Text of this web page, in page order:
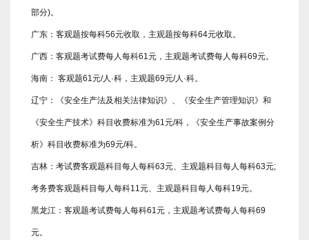
部分)。
广东：客观题按每科56元收取，主观题按每科64元收取。
广西：客观题考试费每人每科61元，主观题考试费每人每科69元。
海南： 客观题61元/人·科，主观题69元/人·科。
辽宁：《安全生产法及相关法律知识》、《安全生产管理知识》和
《安全生产技术》科目收费标准为61元/科，《安全生产事故案例分
析》科目收费标准为69元/科。
吉林：考试费客观题科目每人每科63元、主观题科目每人每科63元;
考务费客观题科目每人每科11元、主观题科目每人每科19元。
黑龙江：客观题考试费每人每科61元，主观题考试费每人每科69
元。